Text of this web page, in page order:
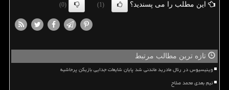
این مطلب را می پسندید؟ (1)
(0)
تازه ترین مطالب مرتبط
وینیسیوس در رئال مادرید ماندنی شد پایان شایعات جدایی بازیکن پرحاشیه
تیم بعدی محمد صلاح